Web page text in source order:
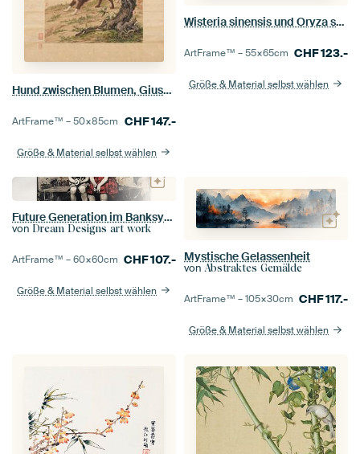
Hund zwischen Blumen, Giuseppe Castiglione
ArtFrame™ –50×85cm CHF147.-
Größe & Material selbst wählen
Wisteria sinensis und Oryza sativa, Giuseppe Castiglione
ArtFrame™ –55×65cm CHF123.-
Größe & Material selbst wählen
Future Generation im Banksy-Stil
von Dream Designs art work
ArtFrame™ –60×60cm CHF107.-
Größe & Material selbst wählen
Mystische Gelassenheit
von Abstraktes Gemälde
ArtFrame™ –105×30cm CHF117.-
Größe & Material selbst wählen